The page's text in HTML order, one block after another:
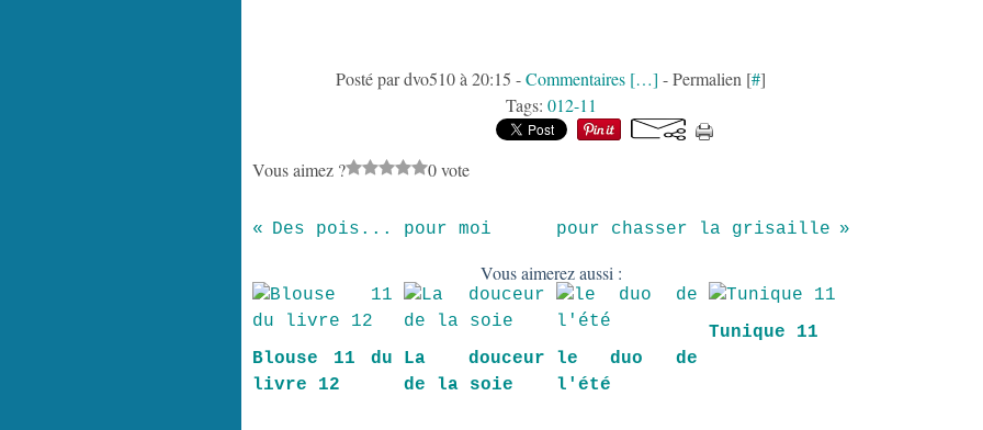
Posté par dvo510 à 20:15 -Commentaires […] - Permalien [#]
Tags: 012-11
Vous aimez ? 0 vote
Des pois... pour moi pour chasser la grisaille
Vous aimerez aussi :
Blouse 11 du
livre 12
La douceur
de la soie
le duo de
l'été
Tunique 11